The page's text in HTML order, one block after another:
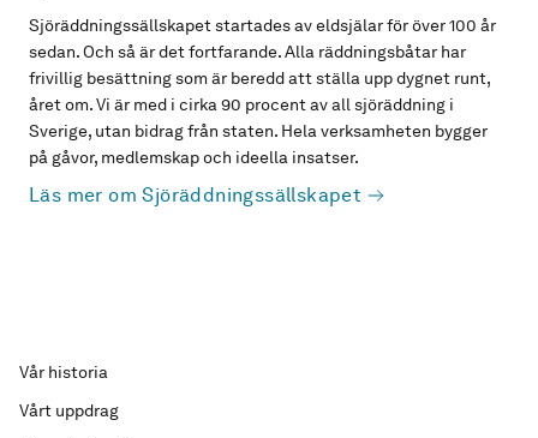
Sjöräddningssällskapet startades av eldsjälar för över 100 år
sedan. Och så är det fortfarande. Alla räddningsbåtar har
frivillig besättning som är beredd att ställa upp dygnet runt,
året om. Vi är med i cirka 90 procent av all sjöräddning i
Sverige, utan bidrag från staten. Hela verksamheten bygger
på gåvor, medlemskap och ideella insatser.
Läs mer om Sjöräddningssällskapet
Vår historia
Vårt uppdrag